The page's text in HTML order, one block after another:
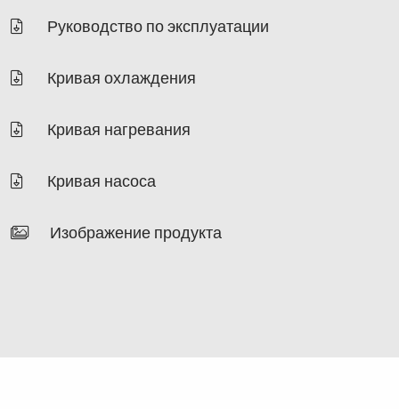
Руководство по эксплуатации
Кривая охлаждения
Кривая нагревания
Кривая насоса
Изображение продукта